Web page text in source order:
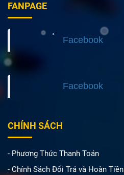
FANPAGE
Facebook
Facebook
CHÍNH SÁCH
- Phương Thức Thanh Toán
- Chính Sách Đổi Trả và Hoàn Tiền